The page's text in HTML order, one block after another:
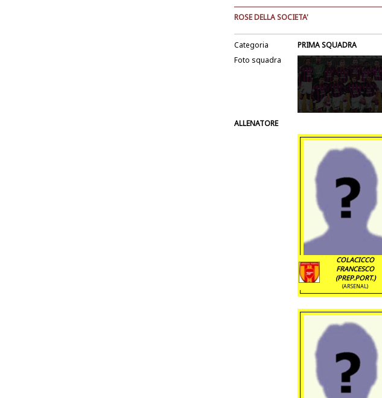
ROSE DELLA SOCIETA'
Categoria
PRIMA SQUADRA
Foto squadra
ALLENATORE
COLACICCO
FRANCESCO
(PREP.PORT.)
(ARSENAL)